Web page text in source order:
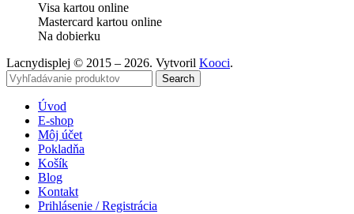
Visa kartou online
Mastercard kartou online
Na dobierku
Lacnydisplej © 2015 – 2026. Vytvoril Kooci.
Search
Úvod
E-shop
Môj účet
Pokladňa
Košík
Blog
Kontakt
Prihlásenie / Registrácia